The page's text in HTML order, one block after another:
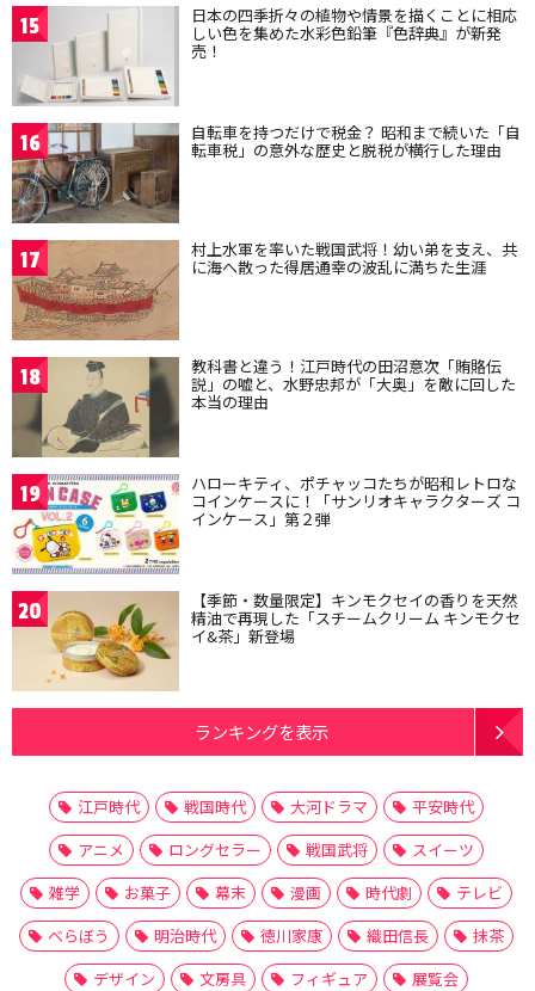
15 日本の四季折々の植物や情景を描くことに相応
しい色を集めた水彩色鉛筆『色辞典』が新発
売！
16 自転車を持つだけで税金？ 昭和まで続いた「自
転車税」の意外な歴史と脱税が横行した理由
17 村上水軍を率いた戦国武将！幼い弟を支え、共
に海へ散った得居通幸の波乱に満ちた生涯
18 教科書と違う！江戸時代の田沼意次「賄賂伝
説」の嘘と、水野忠邦が「大奥」を敵に回した
本当の理由
19 ハローキティ、ポチャッコたちが昭和レトロな
コインケースに！「サンリオキャラクターズ コ
インケース」第２弾
20 【季節・数量限定】キンモクセイの香りを天然
精油で再現した「スチームクリーム キンモクセ
イ&茶」新登場
ランキングを表示
江戸時代 戦国時代 大河ドラマ
平安時代
アニメ
ロングセラー 戦国武将
スイーツ
雑学
お菓子 幕末 漫画 時代劇
テレビ
べらぼう
明治時代 徳川家康 織田信長
抹茶
デザイン
文房具 フィギュア
展覧会